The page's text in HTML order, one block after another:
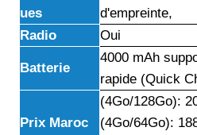
ues
d'empreinte,
Radio
Oui
Batterie
4000 mAh
rapide (Quick
Prix Maroc
(4Go/128Go):
(4Go/64Go):